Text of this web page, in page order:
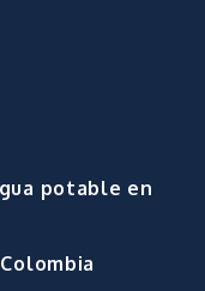
potable en